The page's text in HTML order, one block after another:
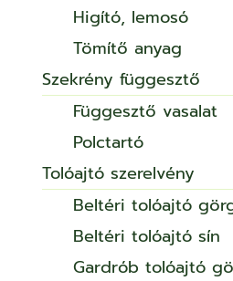
Higító, lemosó
Tömítő anyag
Szekrény függesztő
Függesztő vasalat
Polctartó
Tolóajtó szerelvény
Beltéri tolóajtó
Beltéri tolóajtó sín
Gardrób tolóajtó